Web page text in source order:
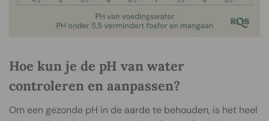
Hoe kun je de pH van water
controleren en aanpassen?
Om een gezonde pH in de aarde te behouden, is het heel